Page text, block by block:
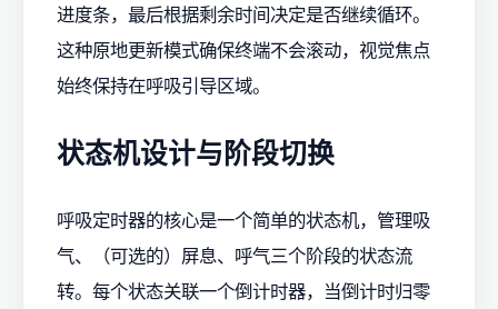
进度条，最后根据剩余时间决定是否继续循环。
这种原地更新模式确保终端不会滚动，视觉焦点
始终保持在呼吸引导区域。
状态机设计与阶段切换
呼吸定时器的核心是一个简单的状态机，管理吸
气、（可选的）屏息、呼气三个阶段的状态流
转。每个状态关联一个倒计时器，当倒计时归零